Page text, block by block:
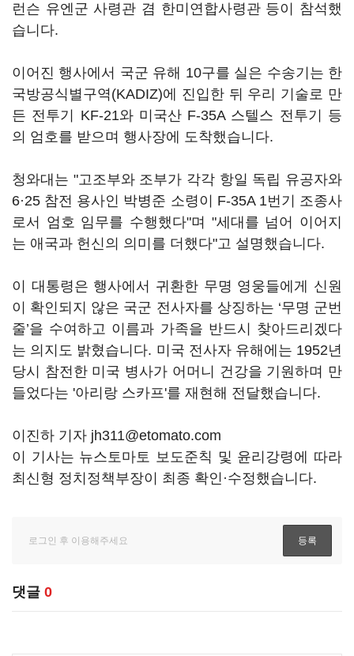
런슨 유엔군 사령관 겸 한미연합사령관 등이 참석했
습니다.
이어진 행사에서 국군 유해 10구를 실은 수송기는 한
국방공식별구역(KADIZ)에 진입한 뒤 우리 기술로 만
든 전투기 KF-21와 미국산 F-35A 스텔스 전투기 등
의 엄호를 받으며 행사장에 도착했습니다.
청와대는 "고조부와 조부가 각각 항일 독립 유공자와
6·25 참전 용사인 박병준 소령이 F-35A 1번기 조종사
로서 엄호 임무를 수행했다"며 "세대를 넘어 이어지
는 애국과 헌신의 의미를 더했다"고 설명했습니다.
이 대통령은 행사에서 귀환한 무명 영웅들에게 신원
이 확인되지 않은 국군 전사자를 상징하는 ‘무명 군번
줄’을 수여하고 이름과 가족을 반드시 찾아드리겠다
는 의지도 밝혔습니다. 미국 전사자 유해에는 1952년
당시 참전한 미국 병사가 어머니 건강을 기원하며 만
들었다는 '아리랑 스카프'를 재현해 전달했습니다.
이진하 기자 jh311@etomato.com
이 기사는 뉴스토마토 보도준칙 및 윤리강령에 따라
최신형 정치정책부장이 최종 확인·수정했습니다.
댓글 0